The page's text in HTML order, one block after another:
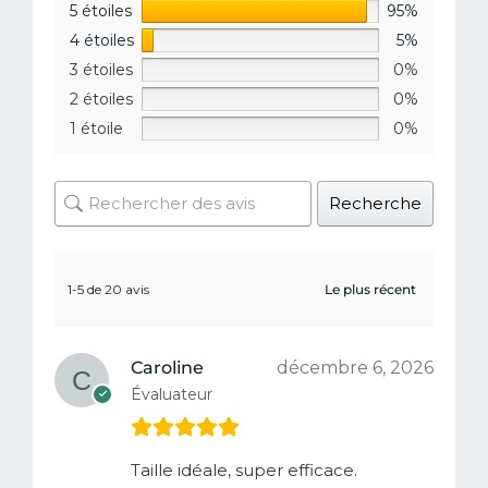
5 étoiles
95%
4 étoiles
5%
3 étoiles
0%
2 étoiles
0%
1 étoile
0%
Recherche
1-5 de 20 avis
Caroline
Évaluateur
décembre 6, 2026
Taille idéale, super efficace.